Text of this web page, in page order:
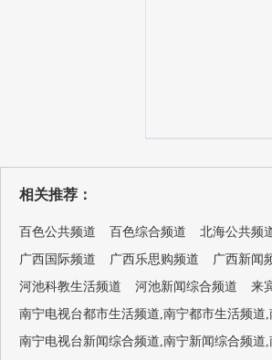
相关推荐：
百色公共频道 百色综合频道 北海公共频
广西国际频道
广西乐思购频道 广西新闻
河池科教生活频道
河池新闻综合频道 来
南宁电视台都市生活频道,南宁都市生活频道,
南宁电视台新闻综合频道,南宁新闻综合频道,